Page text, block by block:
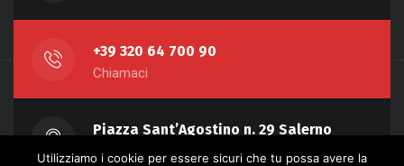
+39 320 64 700 90
Chiamaci
Piazza Sant’Agostino n. 29 Salerno
Dove Siamo
Utilizziamo i cookie per essere sicuri che tu possa avere la